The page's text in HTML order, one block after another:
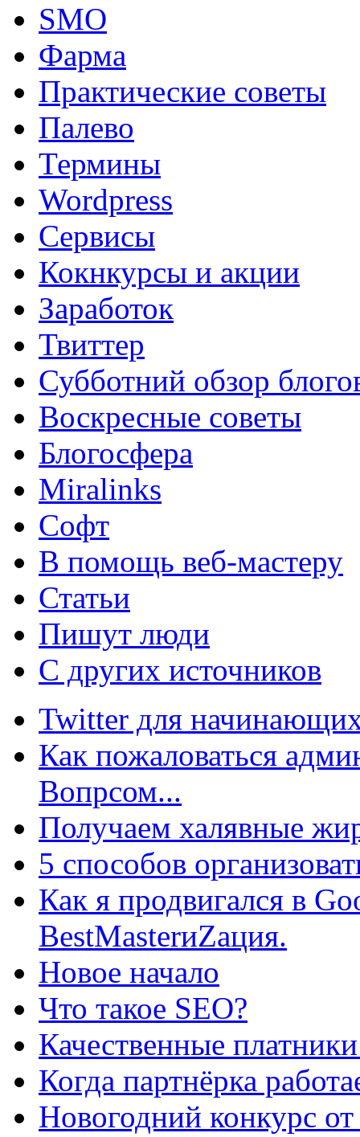
SMO
Фарма
Практические советы
Палево
Термины
Wordpress
Сервисы
Кокнкурсы и акции
Заработок
Твиттер
Субботний обзор
Воскресные советы
Блогосфера
Miralinks
Софт
В помощь веб-мастеру
Статьи
Пишут люди
С других источников
Twitter для
Как пожаловаться
Вопрсом...
Получаем халявные
5 способов
Как я продвигался в
BestMasterиZация.
Новое начало
Что такое SEO?
Качественные
Когда партнёрка
Новогодний конкурс